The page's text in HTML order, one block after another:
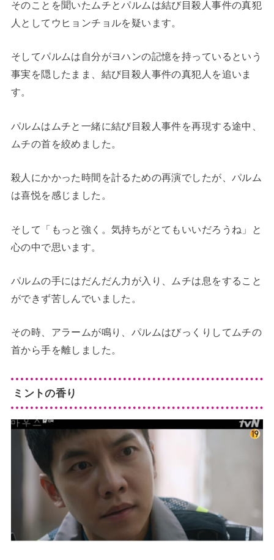
そのことを聞いたムチとパルムは結び目殺人事件の真犯
人としてウヒョンチョルを疑います。
そしてパルムは自分がヨハンの記憶を持っているという
事実を隠したまま、結び目殺人事件の真犯人を追いま
す。
パルムはムチと一緒に結び目殺人事件を再現する途中、
ムチの首を絞めました。
殺人にかかった時間を計るための再演でしたが、パルム
は喜悦を感じました。
そして「もっと強く。気持ちがとてもいいだろうね」と
心の中で思います。
パルムの手にはだんだん力が入り、ムチは息をすること
ができず苦しんでいました。
その時、アラームが鳴り、パルムはびっくりしてムチの
首から手を離しました。
ミントの香り